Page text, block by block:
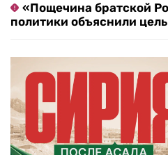
«Пощечина братской
политики объяснили